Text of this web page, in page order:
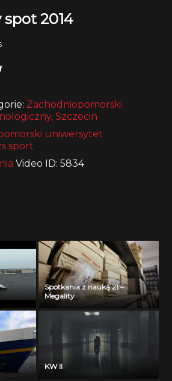
2014
Zachodniopomorski
Szczecin
uniwersytet
sport
Video ID: 5834
Spotkania z nauką 21 –
Megality
KW II